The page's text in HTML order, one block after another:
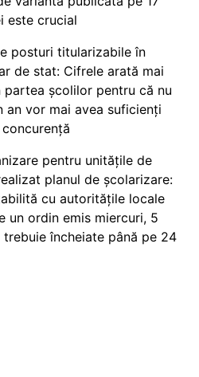
este crucial
posturi titularizabile în
de stat: Cifrele arată mai
școlilor pentru că nu
an vor mai avea suficienți
pentru unitățile de
planul de școlarizare:
cu autoritățile locale
un ordin emis miercuri, 5
încheiate până pe 24